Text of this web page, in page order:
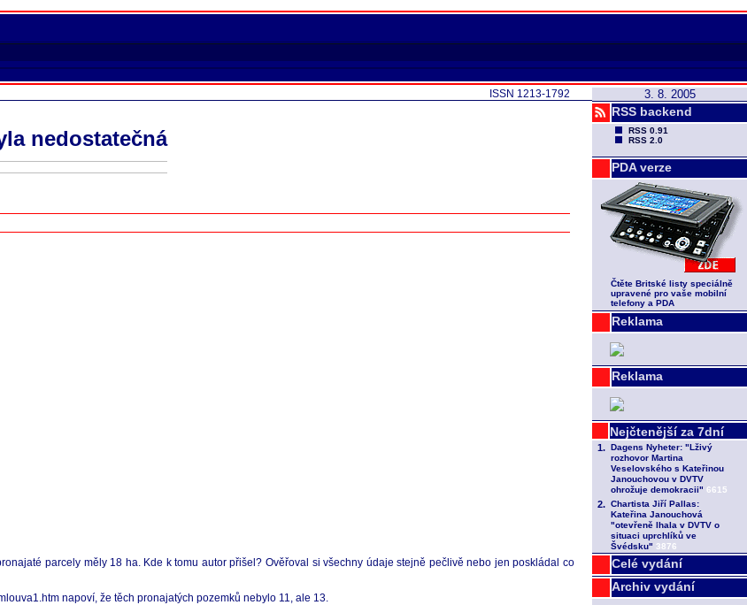
3. 8. 2005
RSS backend
RSS 0.91
RSS 2.0
PDA verze
Čtěte Britské listy speciálně
upravené pro vaše mobilní
telefony a PDA
Reklama
Reklama
Celé vydání
Archiv vydání
ISSN 1213-1792
nedostatečná
parcely měly 18 ha. Kde k tomu autor přišel? Ověřoval si všechny údaje stejně pečlivě nebo jen poskládal co
napoví, že těch pronajatých pozemků nebylo 11, ale 13.